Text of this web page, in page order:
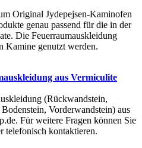
Original Jydepejsen-Kaminofen
genau passend für die in der
Die Feuerraumauskleidung
Kamine genutzt werden.
aus Vermiculite
(Rückwandstein,
Vorderwandstein) aus
Für weitere Fragen können Sie
telefonisch kontaktieren.